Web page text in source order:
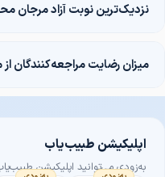
نزدیک‌ترین نوبت آزاد مرجان
میزان رضایت مراجعه‌کنندگان
اپلیکیشن طبیب‌یاب
به‌زودی می‌توانید اپلیکیشن